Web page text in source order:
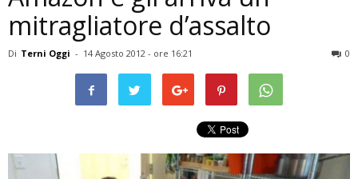
mitragliatore d’assalto
Di Terni Oggi - 14 Agosto 2012 - ore 16:21 0